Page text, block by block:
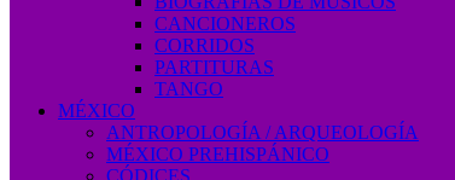
CANCIONEROS
CORRIDOS
PARTITURAS
TANGO
MÉXICO
ANTROPOLOGÍA / ARQUEOLOGÍA
MÉXICO PREHISPÁNICO
CÓDICES